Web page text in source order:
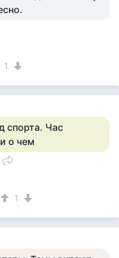
1
спорта. Час
о чем
1